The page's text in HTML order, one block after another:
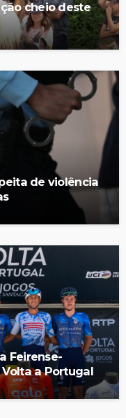
cheio deste
de violência
Feirense-
a Portugal